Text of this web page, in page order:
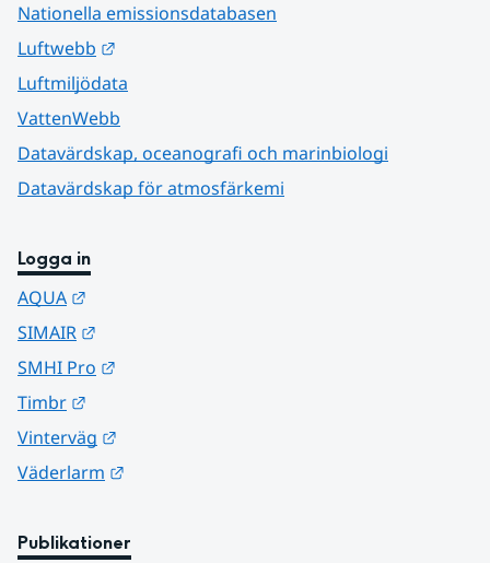
Nationella emissionsdatabasen
Luftwebb
Luftmiljödata
VattenWebb
Datavärdskap, oceanografi och marinbiologi
Datavärdskap för atmosfärkemi
Logga in
AQUA
SIMAIR
SMHI Pro
Timbr
Vinterväg
Väderlarm
Publikationer